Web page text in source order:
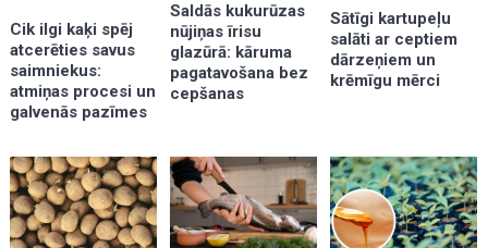
Cik ilgi kaķi spēj
atcerēties savus
saimniekus:
atmiņas procesi un
galvenās pazīmes
Saldās kukurūzas
nūjiņas īrisu
glazūrā: kāruma
pagatavošana bez
cepšanas
Sātīgi kartupeļu
salāti ar ceptiem
dārzeņiem un
krēmīgu mērci